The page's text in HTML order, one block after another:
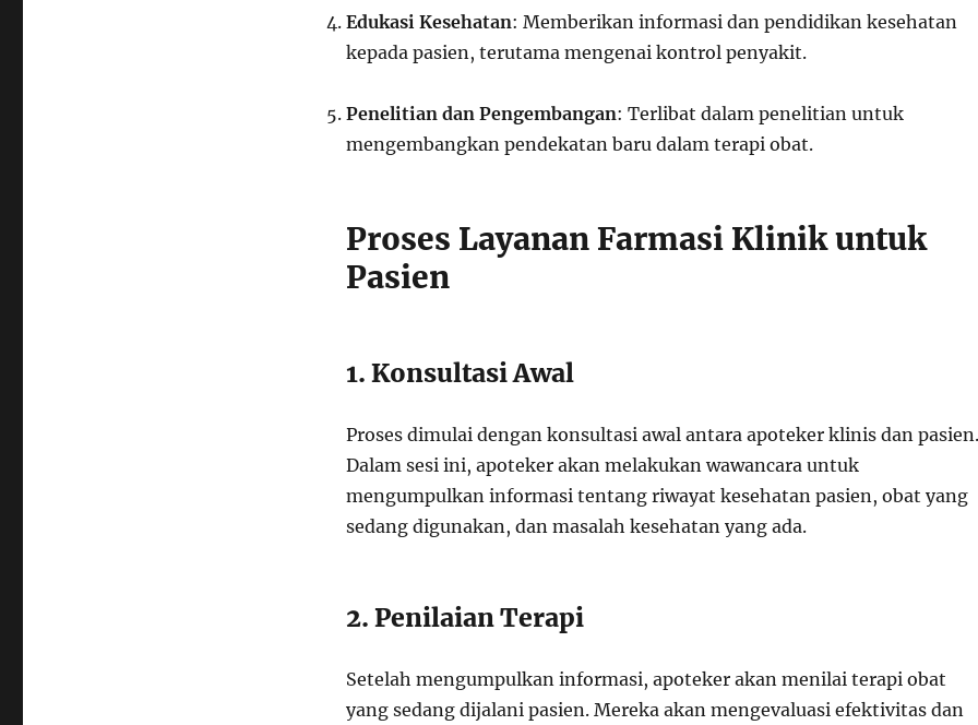
Edukasi Kesehatan: Memberikan informasi dan pendidikan kesehatan
kepada pasien, terutama mengenai kontrol penyakit.
Penelitian dan Pengembangan: Terlibat dalam penelitian untuk
mengembangkan pendekatan baru dalam terapi obat.
Proses Layanan Farmasi Klinik untuk
Pasien
1. Konsultasi Awal
Proses dimulai dengan konsultasi awal antara apoteker klinis dan pasien.
Dalam sesi ini, apoteker akan melakukan wawancara untuk
mengumpulkan informasi tentang riwayat kesehatan pasien, obat yang
sedang digunakan, dan masalah kesehatan yang ada.
2. Penilaian Terapi
Setelah mengumpulkan informasi, apoteker akan menilai terapi obat
yang sedang dijalani pasien. Mereka akan mengevaluasi efektivitas dan